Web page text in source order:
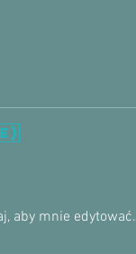
aby mnie edytować.